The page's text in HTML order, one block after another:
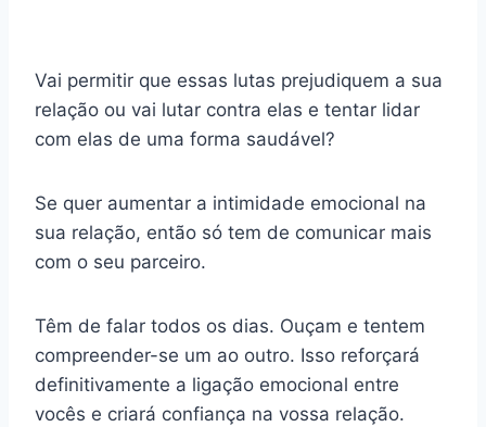
Vai permitir que essas lutas prejudiquem a sua
relação ou vai lutar contra elas e tentar lidar
com elas de uma forma saudável?
Se quer aumentar a intimidade emocional na
sua relação, então só tem de comunicar mais
com o seu parceiro.
Têm de falar todos os dias. Ouçam e tentem
compreender-se um ao outro. Isso reforçará
definitivamente a ligação emocional entre
vocês e criará confiança na vossa relação.